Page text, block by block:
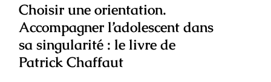
Choisir une orientation.
Accompagner l’adolescent dans
sa singularité : le livre de
Patrick Chaffaut